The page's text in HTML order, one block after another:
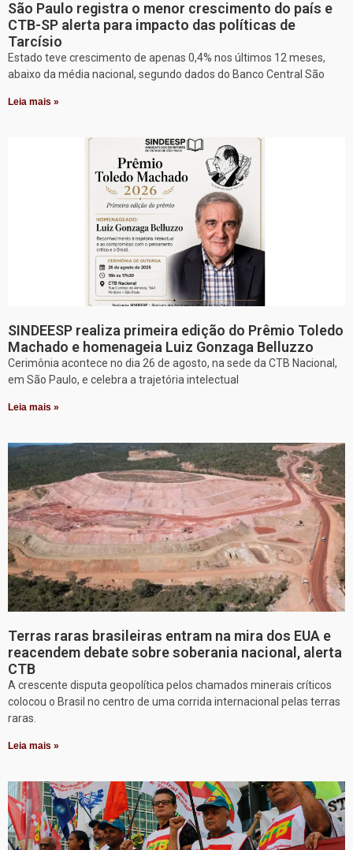
São Paulo registra o menor crescimento do país e
CTB-SP alerta para impacto das políticas de
Tarcísio
Estado teve crescimento de apenas 0,4% nos últimos 12 meses,
abaixo da média nacional, segundo dados do Banco Central São
Leia mais »
SINDEESP realiza primeira edição do Prêmio Toledo
Machado e homenageia Luiz Gonzaga Belluzzo
Cerimônia acontece no dia 26 de agosto, na sede da CTB Nacional,
em São Paulo, e celebra a trajetória intelectual
Leia mais »
Terras raras brasileiras entram na mira dos EUA e
reacendem debate sobre soberania nacional, alerta
CTB
A crescente disputa geopolítica pelos chamados minerais críticos
colocou o Brasil no centro de uma corrida internacional pelas terras
raras.
Leia mais »